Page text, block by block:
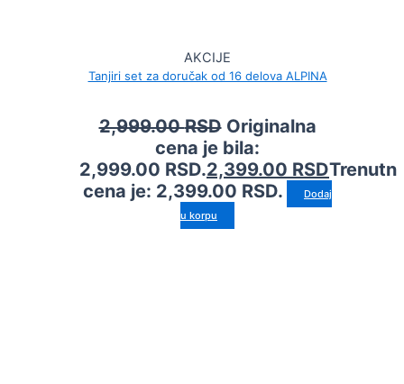
AKCIJE
Tanjiri set za doručak od 16 delova ALPINA
2,999.00RSD Originalna
cena je bila:
2,999.00 RSD.2,399.00 RSD
cena je: 2,399.00 RSD.
Dodaj
u korpu